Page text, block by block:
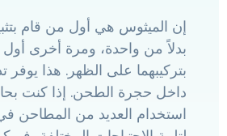
إن الميثوس هي أول من قام
بدلاً من واحدة، ومرة أخرى
بتركيبهما على الظهر. هذا يوفر
داخل حجرة الطحن. إذا كنت
استخدام العديد من المطاحن